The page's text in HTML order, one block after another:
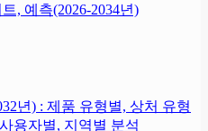
, 예측(2026-2034년)
년) : 제품 유형별, 상처 유형
용자별, 지역별 분석